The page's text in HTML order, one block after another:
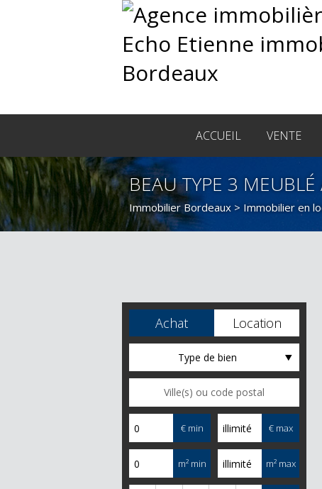
ACCUEIL VENTE
BEAU TYPE 3 MEUBLÉ
Immobilier Bordeaux > Immobilier en
Achat Location
Type de bien
€ min € max
m² min m² max